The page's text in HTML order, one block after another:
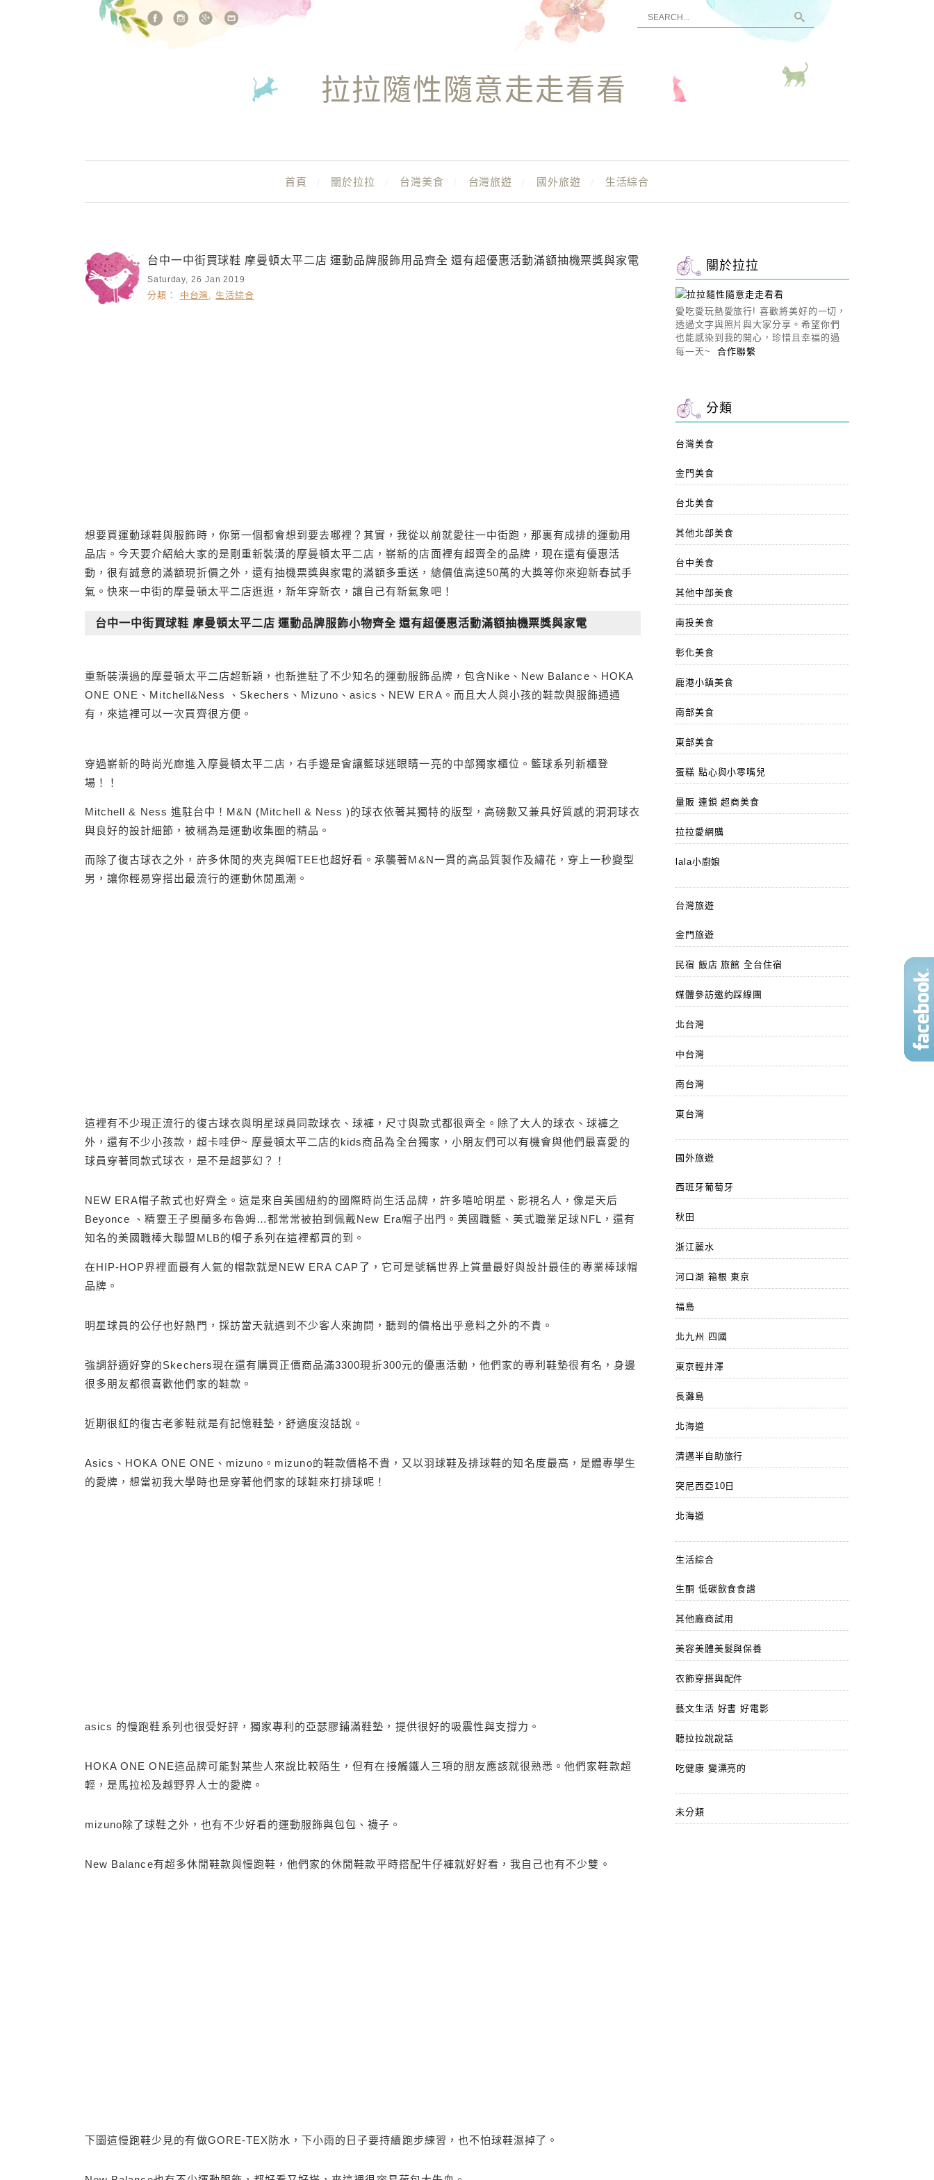
站內搜尋
拉拉隨性隨意走走看看
首頁 關於拉拉 台灣美食 台灣旅遊 國外旅遊 生活綜合
台中一中街買球鞋 摩曼頓太平二店 運動品牌服飾用品齊全 還有超優惠活動滿額抽機票獎與家電
Saturday, 26 Jan 2019
分類： 中台灣, 生活綜合
想要買運動球鞋與服飾時，你第一個都會想到要去哪裡？其實，我從以前就愛往一中街跑，那裏有成排的運動用
品店。今天要介紹給大家的是剛重新裝潢的摩曼頓太平二店，嶄新的店面裡有超齊全的品牌，現在還有優惠活
動，很有誠意的滿額現折價之外，還有抽機票獎與家電的滿額多重送，總價值高達50萬的大獎等你來迎新春試手
氣。快來一中街的摩曼頓太平二店逛逛，新年穿新衣，讓自己有新氣象吧！
台中一中街買球鞋 摩曼頓太平二店 運動品牌服飾小物齊全 還有超優惠活動滿額抽機票獎與家電
重新裝潢過的摩曼頓太平二店超新穎，也新進駐了不少知名的運動服飾品牌，包含Nike、New Balance、HOKA
ONE ONE、Mitchell&Ness 、Skechers、Mizuno、asics、NEW ERA。而且大人與小孩的鞋款與服飾通通
有，來這裡可以一次買齊很方便。
穿過嶄新的時尚光廊進入摩曼頓太平二店，右手邊是會讓籃球迷眼睛一亮的中部獨家櫃位。籃球系列新櫃登
場！！
Mitchell & Ness 進駐台中！M&N (Mitchell & Ness )的球衣依著其獨特的版型，高磅數又兼具好質感的洞洞球衣
與良好的設計細節，被稱為是運動收集圈的精品。
而除了復古球衣之外，許多休閒的夾克與帽TEE也超好看。承襲著M&N一貫的高品質製作及繡花，穿上一秒變型
男，讓你輕易穿搭出最流行的運動休閒風潮。
這裡有不少現正流行的復古球衣與明星球員同款球衣、球褲，尺寸與款式都很齊全。除了大人的球衣、球褲之
外，還有不少小孩款，超卡哇伊~ 摩曼頓太平二店的kids商品為全台獨家，小朋友們可以有機會與他們最喜愛的
球員穿著同款式球衣，是不是超夢幻？！
NEW ERA帽子款式也好齊全。這是來自美國紐約的國際時尚生活品牌，許多嘻哈明星、影視名人，像是天后
Beyonce 、精靈王子奧蘭多布魯姆…都常常被拍到佩戴New Era帽子出門。美國職籃、美式職業足球NFL，還有
知名的美國職棒大聯盟MLB的帽子系列在這裡都買的到。
在HIP-HOP界裡面最有人氣的帽款就是NEW ERA CAP了，它可是號稱世界上質量最好與設計最佳的專業棒球帽
品牌。
明星球員的公仔也好熱門，採訪當天就遇到不少客人來詢問，聽到的價格出乎意料之外的不貴。
強調舒適好穿的Skechers現在還有購買正價商品滿3300現折300元的優惠活動，他們家的專利鞋墊很有名，身邊
很多朋友都很喜歡他們家的鞋款。
近期很紅的復古老爹鞋就是有記憶鞋墊，舒適度沒話說。
Asics、HOKA ONE ONE、mizuno。mizuno的鞋款價格不貴，又以羽球鞋及排球鞋的知名度最高，是體專學生
的愛牌，想當初我大學時也是穿著他們家的球鞋來打排球呢！
asics 的慢跑鞋系列也很受好評，獨家專利的亞瑟膠鋪滿鞋墊，提供很好的吸震性與支撐力。
HOKA ONE ONE這品牌可能對某些人來說比較陌生，但有在接觸鐵人三項的朋友應該就很熟悉。他們家鞋款超
輕，是馬拉松及越野界人士的愛牌。
mizuno除了球鞋之外，也有不少好看的運動服飾與包包、襪子。
New Balance有超多休閒鞋款與慢跑鞋，他們家的休閒鞋款平時搭配牛仔褲就好好看，我自己也有不少雙。
下圖這慢跑鞋少見的有做GORE-TEX防水，下小雨的日子要持續跑步練習，也不怕球鞋濕掉了。
關於拉拉
愛吃愛玩熱愛旅行! 喜歡將美好的一切，
透過文字與照片與大家分享。希望你們
也能感染到我的開心，珍惜且幸福的過
每一天~合作聯繫
分類
台灣美食
金門美食
台北美食
其他北部美食
台中美食
其他中部美食
南投美食
彰化美食
鹿港小鎮美食
南部美食
東部美食
蛋糕 點心與小零嘴兒
量販 連鎖 超商美食
拉拉愛網購
lala小廚娘
台灣旅遊
金門旅遊
民宿 飯店 旅館 全台住宿
媒體參訪邀約踩線團
北台灣
中台灣
南台灣
東台灣
國外旅遊
西班牙葡萄牙
秋田
浙江麗水
河口湖 箱根 東京
福島
北九州 四國
東京輕井澤
長灘島
北海道
清邁半自助旅行
突尼西亞10日
北海道
生活綜合
生酮 低碳飲食食譜
其他廠商試用
美容美體美髮與保養
衣飾穿搭與配件
藝文生活 好書 好電影
聽拉拉說說話
吃健康 變漂亮的
未分類